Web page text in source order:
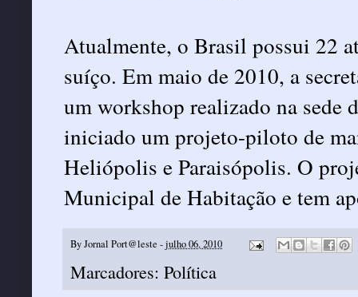
Atualmente, o Brasil possui 22
suíço. Em maio de 2010, a
um workshop realizado na sede
iniciado um projeto-piloto de
Heliópolis e Paraisópolis. O
Municipal de Habitação e tem
ByJornal Port@leste -julho 06, 2010
Marcadores: Política